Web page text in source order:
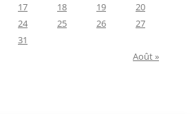
17 18 19
20
24 25 26
27
31
Août »